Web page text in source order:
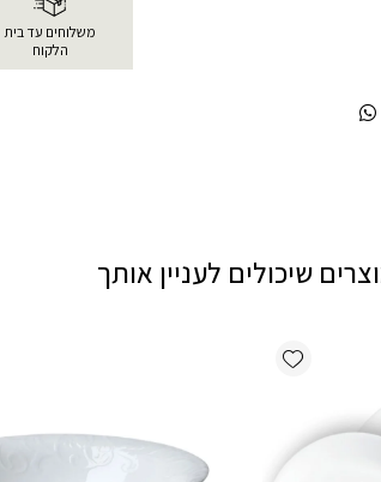
משלוחים עד בית
הלקוח
שיכולים לעניין אותך
Add wishlist